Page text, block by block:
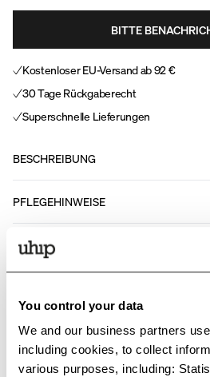
You control your data
We and our business partners
including cookies, to collect
various purposes, including:
BITTE
Kostenloser EU-Versand ab 92 €
30 Tage Rückgaberecht
Superschnelle Lieferungen
BESCHREIBUNG
PFLEGEHINWEISE
FUNKTIONEN
Passende Produkte